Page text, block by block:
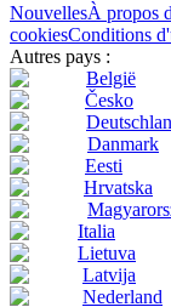
NouvellesÀ propos
cookiesConditions
Autres pays :
België
Česko
Danmark
Eesti
Hrvatska
Italia
Lietuva
Latvija
Nederland